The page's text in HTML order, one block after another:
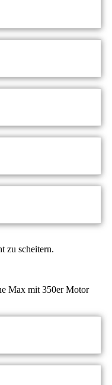
zu scheitern.
Max mit 350er Motor